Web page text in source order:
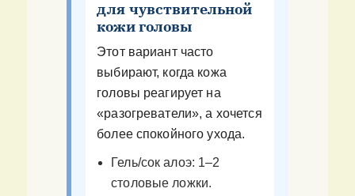
для чувствительной
кожи головы
Этот вариант часто
выбирают, когда кожа
головы реагирует на
«разогреватели», а хочется
более спокойного ухода.
Гель/сок алоэ: 1–2
столовые ложки.